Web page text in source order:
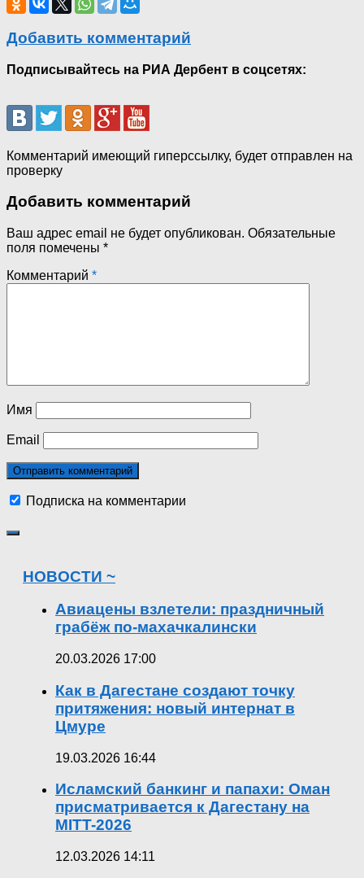
Добавить комментарий
Подписывайтесь на РИА Дербент в соцсетях:
Комментарий имеющий гиперссылку, будет отправлен на
проверку
Добавить комментарий
Ваш адрес email не будет опубликован. Обязательные
поля помечены *
Комментарий *
Имя
Email
Подписка на комментарии
НОВОСТИ ~
Авиацены взлетели: праздничный
грабёж по-махачкалински
20.03.2026 17:00
Как в Дагестане создают точку
притяжения: новый интернат в
Цмуре
19.03.2026 16:44
Исламский банкинг и папахи: Оман
присматривается к Дагестану на
MITT-2026
12.03.2026 14:11